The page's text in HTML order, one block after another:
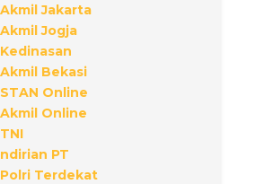
Jakarta
Jogja
Bekasi
Online
Online
PT
Terdekat